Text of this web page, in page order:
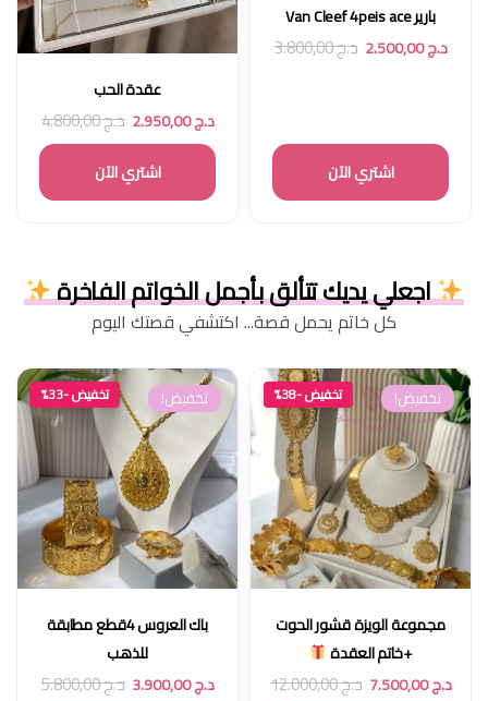
بارير Van Cleef 4peis ace
د.ج2.500,00 د.ج3.800,00
اشتري الآن
عقدة الحب
د.ج2.950,00 د.ج4.800,00
اشتري الآن
اجعلي يديك تتألق بأجمل الخواتم الفاخرة
كل خاتم يحمل قصة... اكتشفي قصتك اليوم
تخفيض! تخفيض -38%
مجموعة الويزة قشور الحوت
+خاتم العقدة
د.ج7.500,00 د.ج12.000,00
تخفيض! تخفيض -33%
باك العروس 4قطع مطابقة
للذهب
د.ج3.900,00 د.ج5.800,00